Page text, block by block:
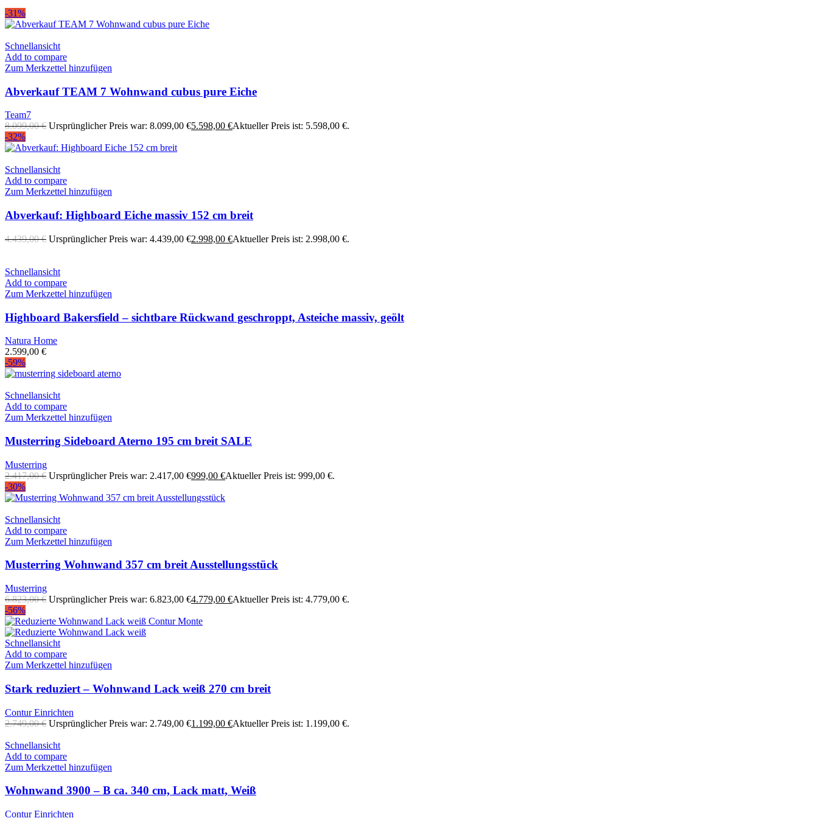
-31%
Schnellansicht
Add to compare
Zum Merkzettel hinzufügen
Abverkauf TEAM 7 Wohnwand cubus pure Eiche
Team7
8.099,00€ Ursprünglicher Preis war: 8.099,00 €5.598,00 €Aktueller Preis ist: 5.598,00 €.
-32%
Schnellansicht
Add to compare
Zum Merkzettel hinzufügen
Abverkauf: Highboard Eiche massiv 152 cm breit
4.439,00€ Ursprünglicher Preis war: 4.439,00 €2.998,00 €Aktueller Preis ist: 2.998,00 €.
Schnellansicht
Add to compare
Zum Merkzettel hinzufügen
Highboard Bakersfield – sichtbare Rückwand geschroppt, Asteiche massiv, geölt
Natura Home
2.599,00 €
-59%
Schnellansicht
Add to compare
Zum Merkzettel hinzufügen
Musterring Sideboard Aterno 195 cm breit SALE
Musterring
2.417,00€ Ursprünglicher Preis war: 2.417,00 €999,00 €Aktueller Preis ist: 999,00 €.
-30%
Schnellansicht
Add to compare
Zum Merkzettel hinzufügen
Musterring Wohnwand 357 cm breit Ausstellungsstück
Musterring
6.823,00€ Ursprünglicher Preis war: 6.823,00 €4.779,00 €Aktueller Preis ist: 4.779,00 €.
-56%
Schnellansicht
Add to compare
Zum Merkzettel hinzufügen
Stark reduziert – Wohnwand Lack weiß 270 cm breit
Contur Einrichten
2.749,00€ Ursprünglicher Preis war: 2.749,00 €1.199,00 €Aktueller Preis ist: 1.199,00 €.
Schnellansicht
Add to compare
Zum Merkzettel hinzufügen
Wohnwand 3900 – B ca. 340 cm, Lack matt, Weiß
Contur Einrichten